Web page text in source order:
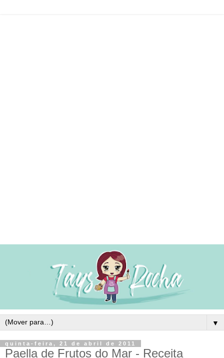
▼
quinta-feira, 21 de abril de 2011
Paella de Frutos do Mar - Receita